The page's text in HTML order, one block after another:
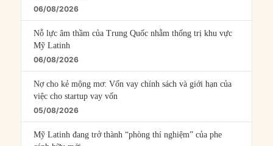
06/08/2026
Nỗ lực âm thầm của Trung Quốc nhằm thống trị khu vực
Mỹ Latinh
06/08/2026
Nợ cho kẻ mộng mơ: Vốn vay chính sách và giới hạn của
việc cho startup vay vốn
05/08/2026
Mỹ Latinh đang trở thành “phòng thí nghiệm” của phe